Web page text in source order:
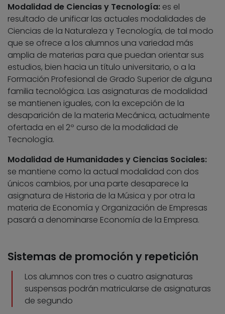
Modalidad de Ciencias y Tecnología: es el
resultado de unificar las actuales modalidades de
Ciencias de la Naturaleza y Tecnología, de tal modo
que se ofrece a los alumnos una variedad más
amplia de materias para que puedan orientar sus
estudios, bien hacia un título universitario, o a la
Formación Profesional de Grado Superior de alguna
familia tecnológica. Las asignaturas de modalidad
se mantienen iguales, con la excepción de la
desaparición de la materia Mecánica, actualmente
ofertada en el 2º curso de la modalidad de
Tecnología.
Modalidad de Humanidades y Ciencias Sociales:
se mantiene como la actual modalidad con dos
únicos cambios, por una parte desaparece la
asignatura de Historia de la Música y por otra la
materia de Economía y Organización de Empresas
pasará a denominarse Economía de la Empresa.
Sistemas de promoción y repetición
Los alumnos con tres o cuatro asignaturas
suspensas podrán matricularse de asignaturas
de segundo